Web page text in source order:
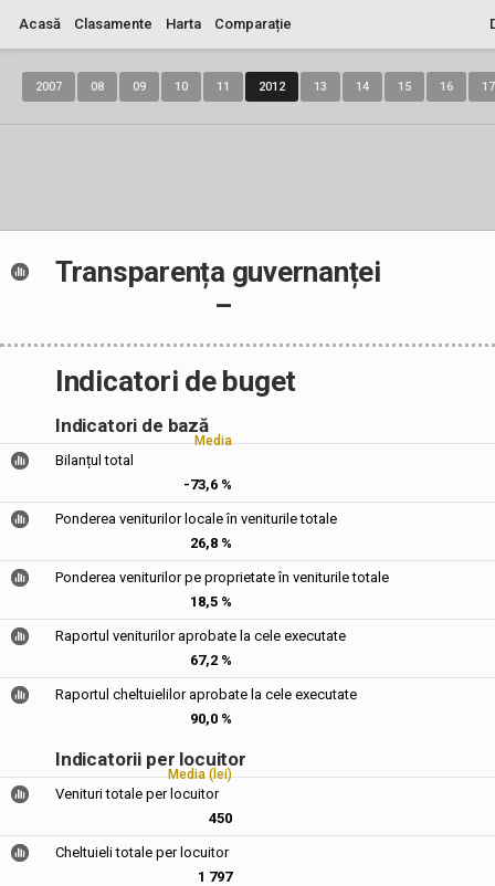
Acasă Clasamente Harta Comparație
2007 08 09 10 11 2012 13 14 15 16 17
Transparența guvernanței
–
Indicatori de buget
Indicatori de bază
Media
Bilanțul total
-73,6 %
Ponderea veniturilor locale în veniturile totale
26,8 %
Ponderea veniturilor pe proprietate în veniturile totale
18,5 %
Raportul veniturilor aprobate la cele executate
67,2 %
Raportul cheltuielilor aprobate la cele executate
90,0 %
Indicatorii per locuitor
Media (lei)
Venituri totale per locuitor
450
Cheltuieli totale per locuitor
1 797